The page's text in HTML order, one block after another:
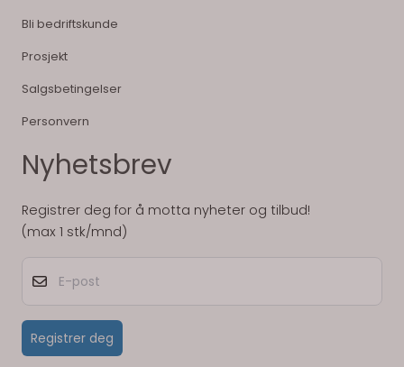
Bli bedriftskunde
Prosjekt
Salgsbetingelser
Personvern
Nyhetsbrev
Registrer deg for å motta nyheter og tilbud!
(max 1 stk/mnd)
Registrer deg